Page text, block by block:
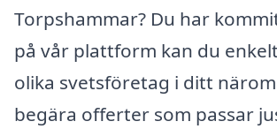
Torpshammar? Du har
på vår plattform kan du
olika svetsföretag i ditt
begära offerter som passar